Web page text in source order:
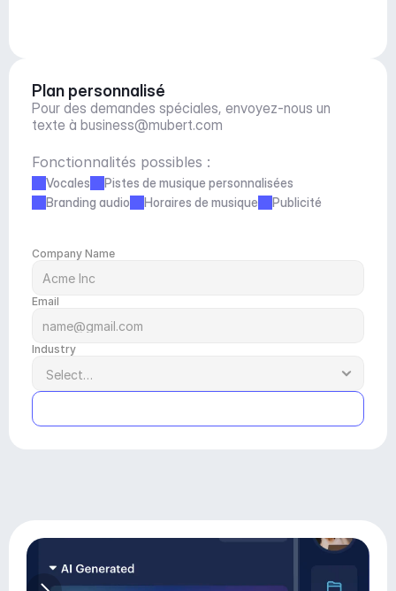
Plan personnalisé
Pour des demandes spéciales, envoyez-nous un
texte à business@mubert.com
Fonctionnalités possibles :
Vocales
Pistes de musique personnalisées
Branding audio
Horaires de musique Publicité
Company Name
Email
Industry